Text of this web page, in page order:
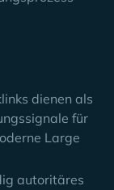
dienen als
für
Large
autoritäres